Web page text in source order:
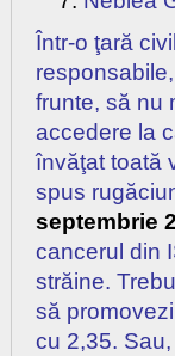
Într-o ţară
frunte, să nu
accedere la
învăţat toată
spus
septembrie
cancerul din
străine.
să
cu 2,35.